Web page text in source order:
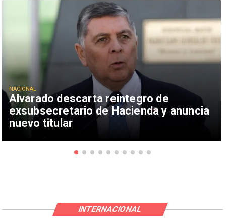
Alvarado descarta reintegro de
exsubsecretario de Hacienda y anuncia
nuevo titular
NACIONAL
INTERNACIONAL